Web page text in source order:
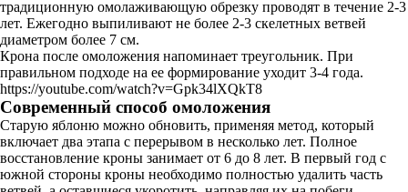
традиционную омолаживающую обрезку проводят в течение 2-3
лет. Ежегодно выпиливают не более 2-3 скелетных ветвей
диаметром более 7 см.
Крона после омоложения напоминает треугольник. При
правильном подходе на ее формирование уходит 3-4 года.
https://youtube.com/watch?v=Gpk34lXQkT8
Современный способ омоложения
Старую яблоню можно обновить, применяя метод, который
включает два этапа с перерывом в несколько лет. Полное
восстановление кроны занимает от 6 до 8 лет. В первый год с
южной стороны кроны необходимо полностью удалить часть